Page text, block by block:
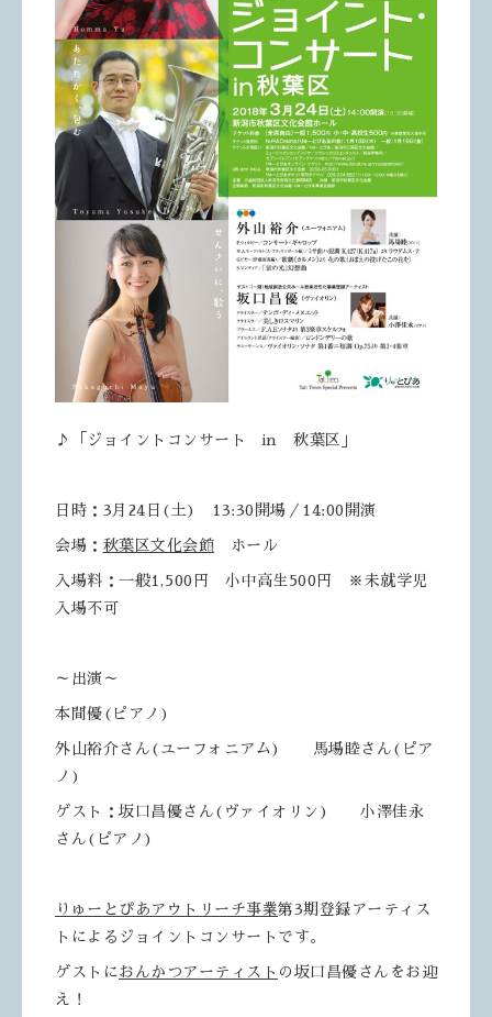
♪「ジョイントコンサート in 秋葉区」
日時：3月24日(土) 13:30開場／14:00開演
会場： 秋葉区文化会館 ホール
入場料：一般1,500円 小中高生500円 ※未就学児
入場不可
～出演～
本間優(ピアノ)
外山裕介さん(ユーフォニアム) 馬場睦さん(ピア
ノ)
ゲスト：坂口昌優さん(ヴァイオリン) 小澤佳永
さん(ピアノ)
りゅーとぴあアウトリーチ事業第3期登録アーティス
トによるジョイントコンサートです。
ゲストに おんかつアーティスト の坂口昌優さんをお迎
え！